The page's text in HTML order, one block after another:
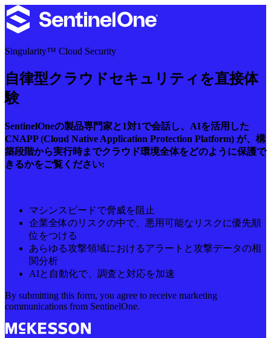
Singularity™ Cloud Security
自律型クラウドセキュリティを直接体
験
SentinelOneの製品専門家と1対1で会話し、AIを活用した
CNAPP (Cloud Native Application Protection Platform) が、構
築段階から実行時までクラウド環境全体をどのように保護で
きるかをご覧ください:
マシンスピードで脅威を阻止
企業全体のリスクの中で、悪用可能なリスクに優先順
位をつける
あらゆる攻撃領域におけるアラートと攻撃データの相
関分析
AIと自動化で、調査と対応を加速
By submitting this form, you agree to receive marketing
communications from SentinelOne.